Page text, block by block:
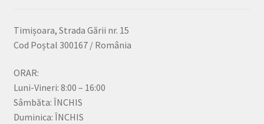
Timișoara, Strada Gării nr. 15
Cod Poștal 300167 / România
ORAR:
Luni-Vineri: 8:00 – 16:00
Sâmbăta: ÎNCHIS
Duminica: ÎNCHIS